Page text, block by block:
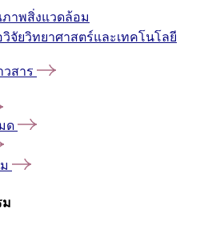
าพสิ่งแวดล้อม
จัยวิทยาศาสตร์และเทคโนโลยี
สาร
ด
ม